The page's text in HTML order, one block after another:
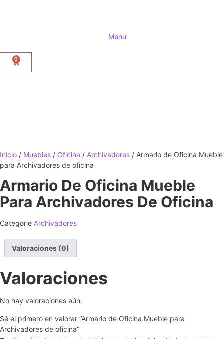
Menu
0
Inicio / Muebles / Oficina / Archivadores / Armario de Oficina Mueble
para Archivadores de oficina
Armario De Oficina Mueble
Para Archivadores De Oficina
Categorie Archivadores
Valoraciones (0)
Valoraciones
No hay valoraciones aún.
Sé el primero en valorar “Armario de Oficina Mueble para
Archivadores de oficina”